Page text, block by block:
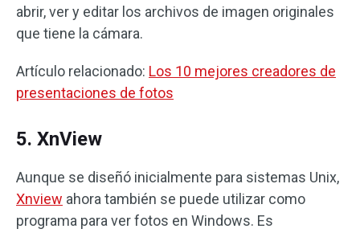
abrir, ver y editar los archivos de imagen originales
que tiene la cámara.
Artículo relacionado: Los 10 mejores creadores de
presentaciones de fotos
5. XnView
Aunque se diseñó inicialmente para sistemas Unix,
Xnview ahora también se puede utilizar como
programa para ver fotos en Windows. Es